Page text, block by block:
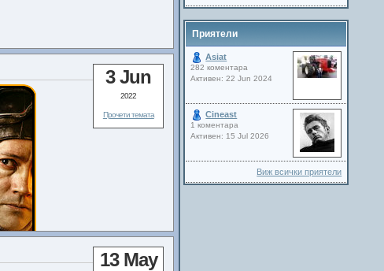
3 Jun
2022
Прочети темата
13 May
Приятели
Asiat
282 коментара
Активен: 22 Jun 2024
Cineast
1 коментара
Активен: 15 Jul 2026
Виж всички приятели